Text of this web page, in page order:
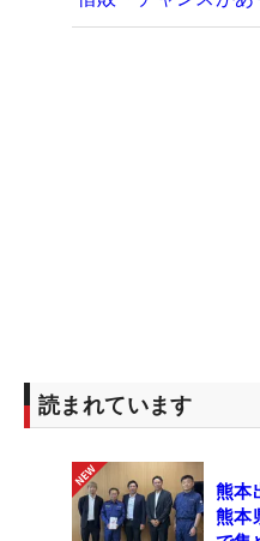
読まれています
熊本
熊本